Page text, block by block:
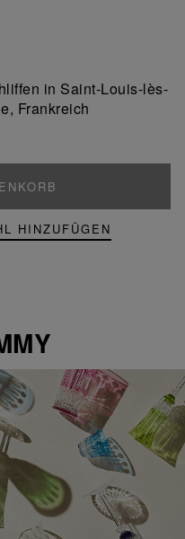
in Saint-Louis-lès-
Frankreich
HINZUFÜGEN